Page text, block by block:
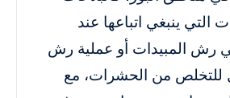
التي ينبغي اتباعها عند
رش المبيدات أو عملية رش
للتخلص من الحشرات، مع